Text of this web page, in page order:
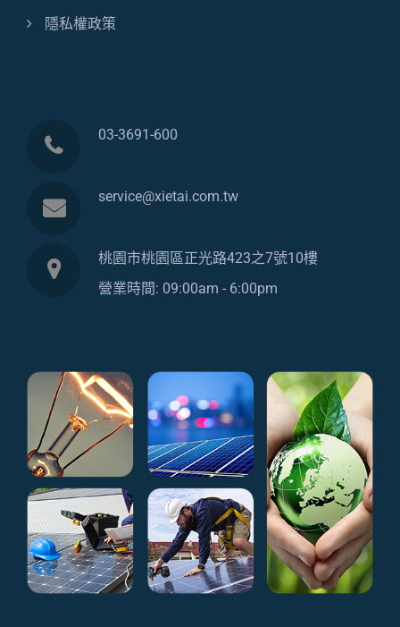
隱私權政策
03-3691-600
service@xietai.com.tw
桃園市桃園區正光路423之7號10樓
營業時間: 09:00am - 6:00pm